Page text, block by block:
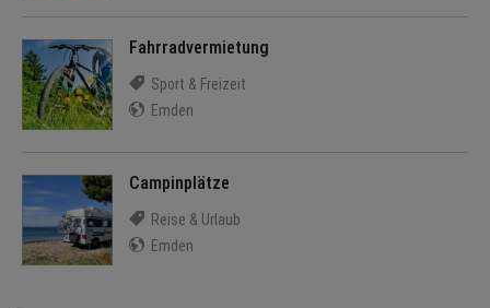
Fahrradvermietung
Sport & Freizeit
Emden
Campinplätze
Reise & Urlaub
Emden